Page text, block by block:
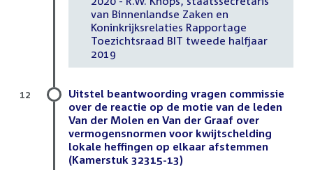
van Binnenlandse Zaken en
Koninkrijksrelaties Rapportage
Toezichtsraad BIT tweede halfjaar
2019
Uitstel beantwoording vragen commissie
over de reactie op de motie van de leden
Van der Molen en Van der Graaf over
vermogensnormen voor kwijtschelding
lokale heffingen op elkaar afstemmen
(Kamerstuk 32315-13)
12